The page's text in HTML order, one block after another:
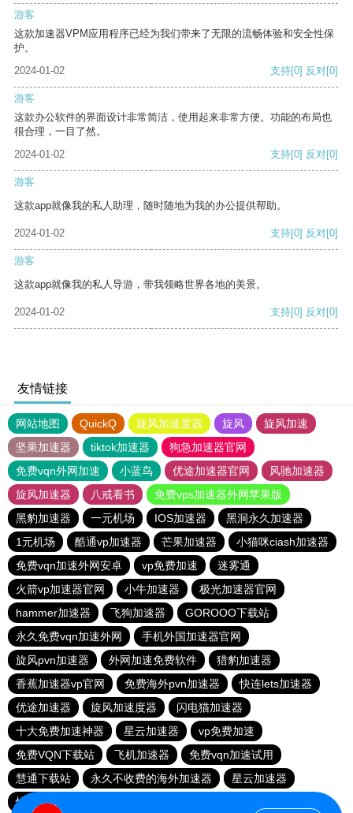
游客
这款加速器VPM应用程序已经为我们带来了无限的流畅体验和安全性保
护。
2024-01-02
支持[0] 反对[0]
游客
这款办公软件的界面设计非常简洁，使用起来非常方便。功能的布局也
很合理，一目了然。
2024-01-02
支持[0] 反对[0]
游客
这款app就像我的私人助理，随时随地为我的办公提供帮助。
2024-01-02 支持[0] 反对[0]
游客
这款app就像我的私人导游，带我领略世界各地的美景。
2024-01-02 支持[0] 反对[0]
友情链接
网站地图 QuickQ 旋风加速度器 旋风
旋风加速
坚果加速器
tiktok加速器
狗急加速器官网
免费vqn外网加速
小蓝鸟 优途加速器官网
风驰加速器
旋风加速器
八戒看书
免费vps加速器外网苹果版
黑豹加速器
一元机场 IOS加速器
黑洞永久加速器
1元机场
酷通vp加速器 芒果加速器
小猫咪ciash加速器
免费vqn加速外网安卓
vp免费加速
迷雾通
火箭vp加速器官网
小牛加速器
极光加速器官网
hammer加速器
飞狗加速器
GOROOO下载站
永久免费vqn加速外网
手机外国加速器官网
旋风pvn加速器
外网加速免费软件
猎豹加速器
香蕉加速器vp官网
免费海外pvn加速器
快连lets加速器
优途加速器
旋风加速度器
闪电猫加速器
十大免费加速神器
星云加速器
vp免费加速
免费VQN下载站
飞机加速器
免费vqn加速试用
慧通下载站
永久不收费的海外加速器
星云加速器
快喵vpv加速器